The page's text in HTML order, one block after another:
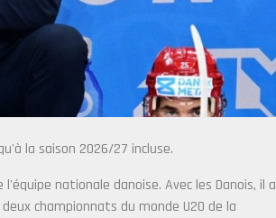
la saison 2026/27 incluse.
nationale danoise. Avec les Danois, il a
championnats du monde U20 de la